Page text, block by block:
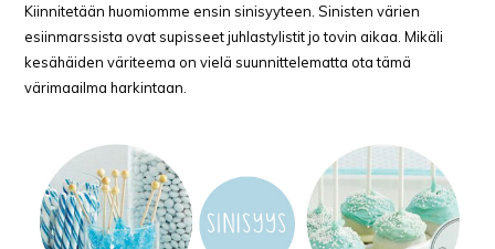
Kiinnitetään huomiomme ensin sinisyyteen. Sinisten värien
esiinmarssista ovat supisseet juhlastylistit jo tovin aikaa. Mikäli
kesähäiden väriteema on vielä suunnittelematta ota tämä
värimaailma harkintaan.